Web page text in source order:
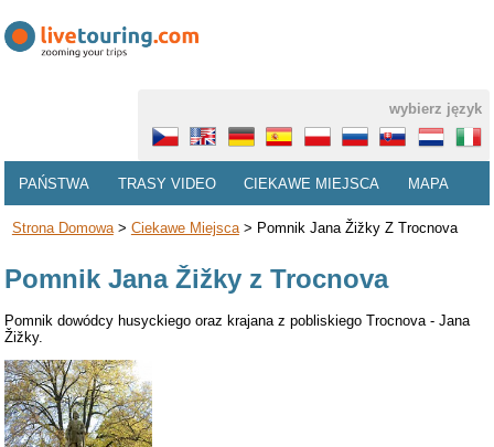
wybierz język
PAŃSTWA TRASY VIDEO CIEKAWE MIEJSCA MAPA
Strona Domowa> Ciekawe Miejsca> Pomnik Jana Žižky Z Trocnova
Pomnik Jana Žižky z Trocnova
Pomnik dowódcy husyckiego oraz krajana z pobliskiego Trocnova - Jana
Žižky.